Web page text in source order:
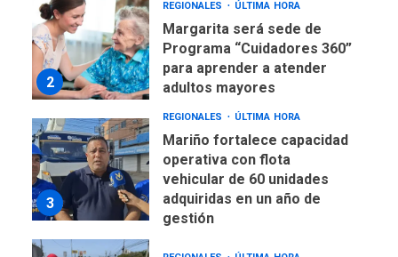
2
REGIONALES ÚLTIMA HORA
Margarita será sede de
Programa “Cuidadores 360”
para aprender a atender
adultos mayores
3
REGIONALES ÚLTIMA HORA
Mariño fortalece capacidad
operativa con flota
vehicular de 60 unidades
adquiridas en un año de
gestión